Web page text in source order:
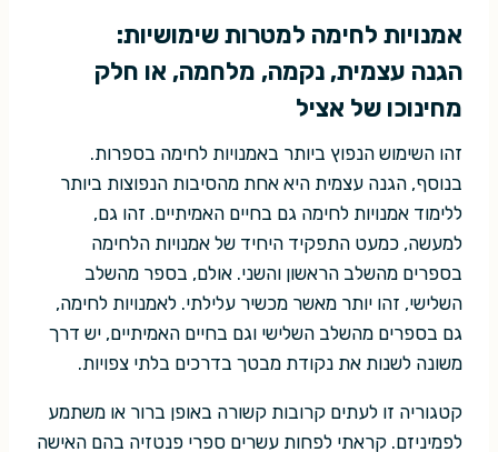
אמנויות לחימה למטרות שימושיות:
הגנה עצמית, נקמה, מלחמה, או חלק
מחינוכו של אציל
זהו השימוש הנפוץ ביותר באמנויות לחימה בספרות.
בנוסף, הגנה עצמית היא אחת מהסיבות הנפוצות ביותר
ללימוד אמנויות לחימה גם בחיים האמיתיים. זהו גם,
למעשה, כמעט התפקיד היחיד של אמנויות הלחימה
בספרים מהשלב הראשון והשני. אולם, בספר מהשלב
השלישי, זהו יותר מאשר מכשיר עלילתי. לאמנויות לחימה,
גם בספרים מהשלב השלישי וגם בחיים האמיתיים, יש דרך
משונה לשנות את נקודת מבטך בדרכים בלתי צפויות.
קטגוריה זו לעתים קרובות קשורה באופן ברור או משתמע
לפמיניזם. קראתי לפחות עשרים ספרי פנטזיה בהם האישה